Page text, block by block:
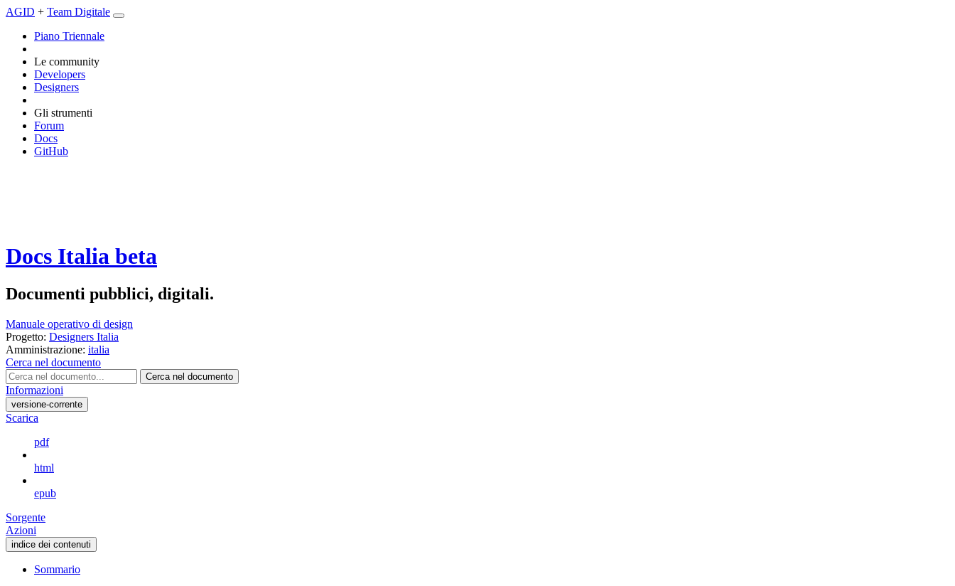
AGID + Team Digitale
Piano Triennale
Le community
Developers
Designers
Gli strumenti
Forum
Docs
GitHub
Docs Italia beta
Documenti pubblici, digitali.
Manuale operativo di design
Progetto: Designers Italia
Amministrazione: italia
Cerca nel documento
Cerca nel documento
Informazioni
versione-corrente
Scarica
pdf
html
epub
Sorgente
Azioni
indice dei contenuti
Sommario